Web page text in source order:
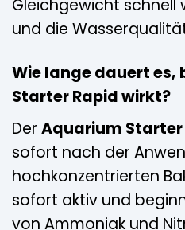
Gleichgewicht schnell
und die
Wie lange dauert es,
Starter Rapid wirkt?
Der Aquarium Starter
sofort nach der
hochkonzentrierten
sofort aktiv und
von Ammoniak und